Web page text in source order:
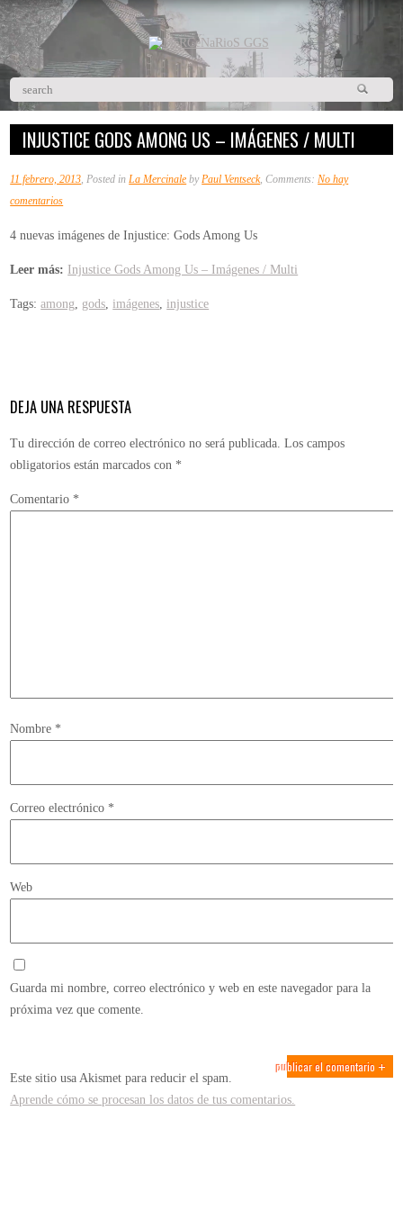
INJUSTICE GODS AMONG US – IMÁGENES / MULTI
11 febrero, 2013, Posted inLa Mercinale byPaul Ventseck, Comments:No hay
comentariosen
Gods
Among
–
4 nuevas imágenes de Injustice: Gods Among Us
Leer más: Injustice Gods Among Us – Imágenes / Multi
Tags:among, gods, imágenes, injustice
DEJA UNA RESPUESTA
Tu dirección de correo electrónico no será publicada. Los campos
obligatorios están marcados con *
Comentario *
Nombre *
Correo electrónico *
Web
Guarda mi nombre, correo electrónico y web en este navegador para la
próxima vez que comente.
Este sitio usa Akismet para reducir el spam.
Aprende cómo se procesan los datos de tus comentarios.